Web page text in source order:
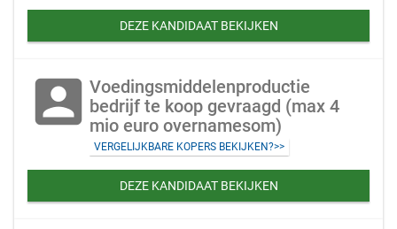
DEZE KANDIDAAT BEKIJKEN
account_box Voedingsmiddelenproductie
bedrijf te koop gevraagd (max 4
mio euro overnamesom)
VERGELIJKBARE KOPERS BEKIJKEN?>>
DEZE KANDIDAAT BEKIJKEN